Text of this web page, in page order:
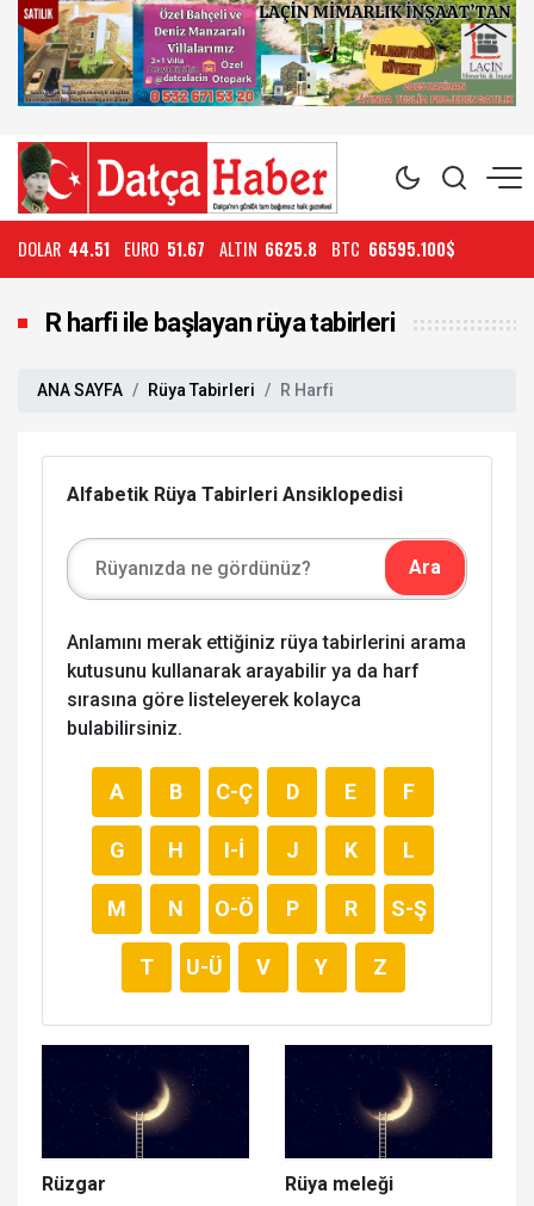
DOLAR 44.51 EURO 51.67 ALTIN 6625.8 BTC 66595.100$
R harfi ile başlayan rüya tabirleri
ANA SAYFA Rüya Tabirleri R Harfi
Alfabetik Rüya Tabirleri Ansiklopedisi
Anlamını merak ettiğiniz rüya tabirlerini arama
kutusunu kullanarak arayabilir ya da harf
sırasına göre listeleyerek kolayca
bulabilirsiniz.
A B C-Ç D E F
G H I-İ J K L
M N O-Ö P R S-Ş
T U-Ü V Y Z
Rüzgar Rüya meleği